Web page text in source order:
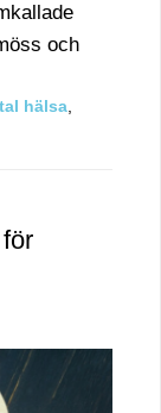
och
hälsa,